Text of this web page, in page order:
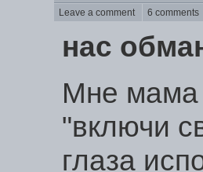
Leave a comment 6
нас
Мне мама
"включи
глаза